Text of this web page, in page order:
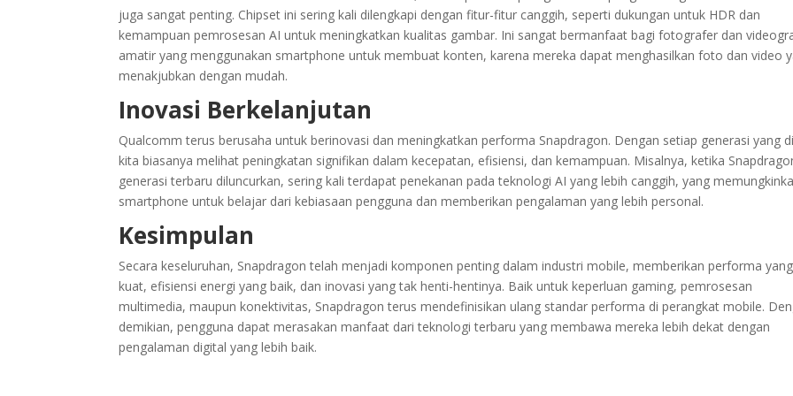
juga sangat penting. Chipset ini sering kali dilengkapi dengan fitur-fitur canggih, seperti dukungan untuk HDR dan
kemampuan pemrosesan AI untuk meningkatkan kualitas gambar. Ini sangat bermanfaat bagi fotografer dan
amatir yang menggunakan smartphone untuk membuat konten, karena mereka dapat menghasilkan foto dan video
menakjubkan dengan mudah.
Inovasi Berkelanjutan
Qualcomm terus berusaha untuk berinovasi dan meningkatkan performa Snapdragon. Dengan setiap generasi yang
kita biasanya melihat peningkatan signifikan dalam kecepatan, efisiensi, dan kemampuan. Misalnya, ketika
generasi terbaru diluncurkan, sering kali terdapat penekanan pada teknologi AI yang lebih canggih, yang
smartphone untuk belajar dari kebiasaan pengguna dan memberikan pengalaman yang lebih personal.
Kesimpulan
Secara keseluruhan, Snapdragon telah menjadi komponen penting dalam industri mobile, memberikan performa yang
kuat, efisiensi energi yang baik, dan inovasi yang tak henti-hentinya. Baik untuk keperluan gaming, pemrosesan
multimedia, maupun konektivitas, Snapdragon terus mendefinisikan ulang standar performa di perangkat mobile.
demikian, pengguna dapat merasakan manfaat dari teknologi terbaru yang membawa mereka lebih dekat dengan
pengalaman digital yang lebih baik.